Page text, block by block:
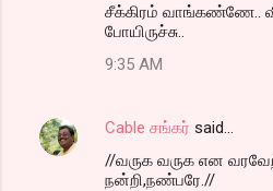
சீக்கிரம் வாங்கண்ணே..
போயிருச்சு..
9:35 AM
Cable சங்கர் said…
//வருக வருக என
நன்றி,நண்பரே.//